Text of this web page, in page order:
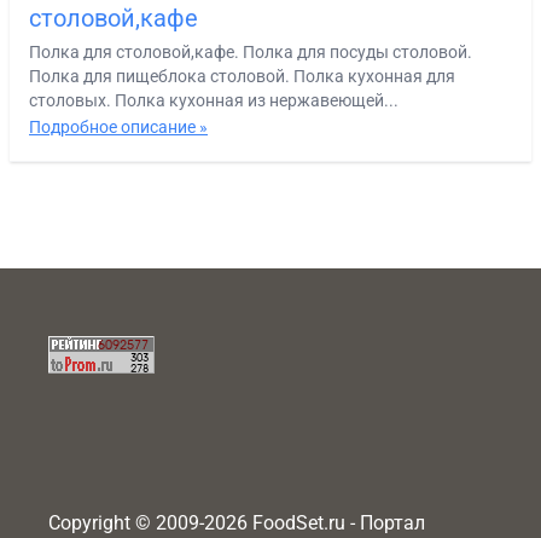
столовой,кафе
Полка для столовой,кафе. Полка для посуды столовой.
Полка для пищеблока столовой. Полка кухонная для
столовых. Полка кухонная из нержавеющей...
Подробное описание »
Copyright © 2009-2026 FoodSet.ru - Портал